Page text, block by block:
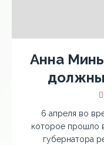
Анна
6 апреля во
которое прошло
губернатора